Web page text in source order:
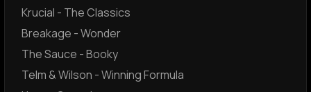
Krucial - The Classics
Breakage - Wonder
The Sauce - Booky
Telm & Wilson - Winning Formula